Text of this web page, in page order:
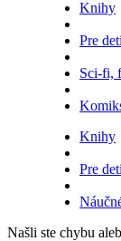
Knihy
Pre
Sci-fi,
Knihy
Pre
Našli ste chybu